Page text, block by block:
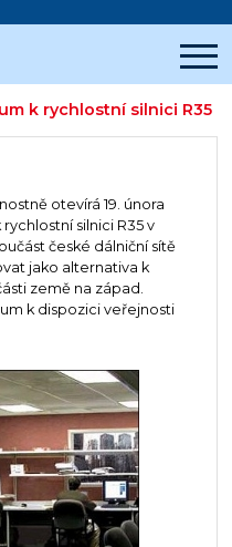
k rychlostní silnici R35
otevírá 19. února
silnici R35 v
české dálniční sítě
jako alternativa k
země na západ.
k dispozici veřejnosti